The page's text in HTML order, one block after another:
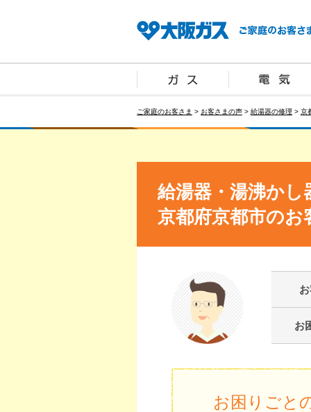
ご家庭のお客さま > お客さまの声 > 給湯器の修理 > 京
給湯器・湯沸かし
京都府京都市のお
お
お困りごと